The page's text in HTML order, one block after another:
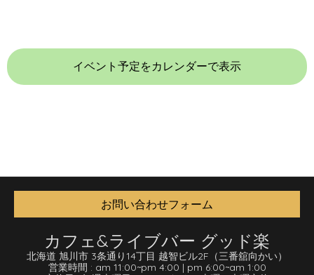
イベント予定をカレンダーで表示
お問い合わせフォーム
カフェ&ライブバー グッド楽
北海道 旭川市 3条通り14丁目 越智ビル2F （三番舘向かい）
営業時間 : am 11:00~pm 4:00 | pm 6:00~am 1:00